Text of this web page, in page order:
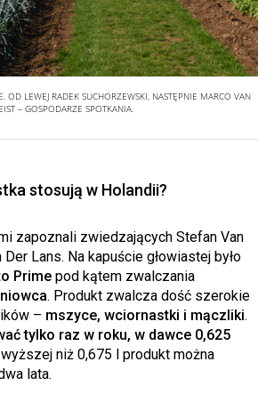
OD LEWEJ RADEK SUCHORZEWSKI, NASTĘPNIE MARCO VAN
– GOSPODARZE SPOTKANIA.
stosują w Holandii?
zapoznali zwiedzających Stefan Van
Lans. Na kapuście głowiastej było
Prime pod kątem zwalczania
. Produkt zwalcza dość szerokie
– mszyce, wciornastki i mączliki.
tylko raz w roku, w dawce 0,625
niż 0,675 l produkt można
lata.